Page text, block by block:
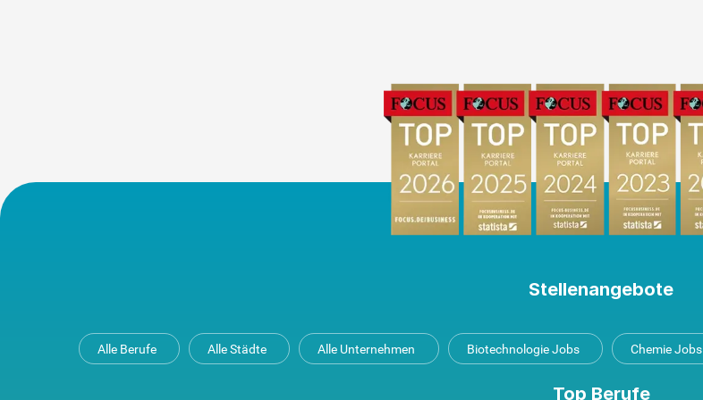
Stellenangebote
Alle Berufe Alle Städte Alle Unternehmen Biotechnologie Jobs Chemie Jobs
Top Berufe